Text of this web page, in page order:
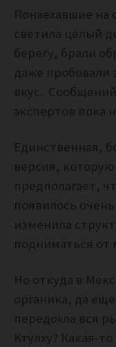
Понаехавшие на
светила целый
берегу, брали
даже пробовали
вкус.
экспертов пока
Единственная,
версия,
предполагает,
появилось
изменила
подниматься от
Но откуда в
органика, да
передохла вся
Ктулху? Какая-